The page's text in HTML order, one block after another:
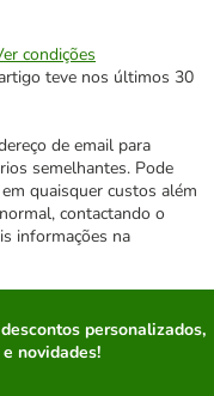
condições
teve nos últimos 30
de email para
semelhantes. Pode
quaisquer custos além
contactando o
informações na
personalizados,
novidades!